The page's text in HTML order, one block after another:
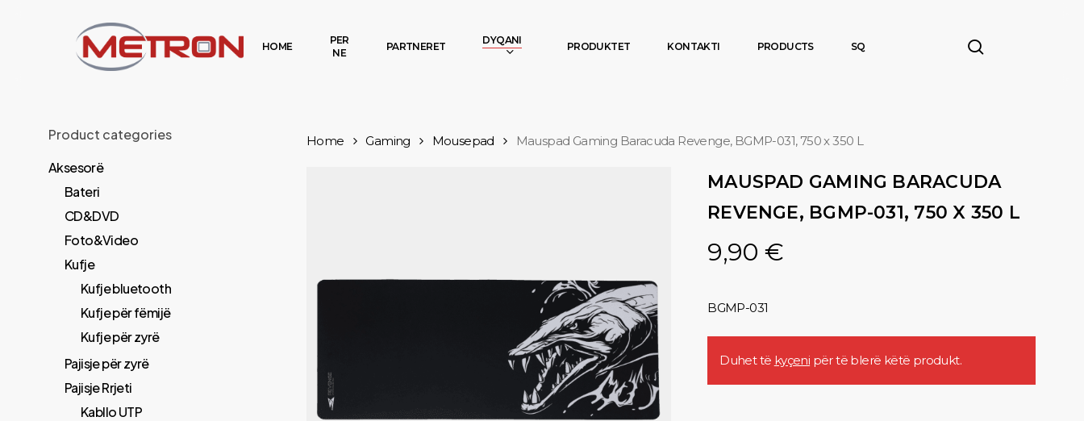
HOME
PER
NE
PARTNERET
DYQANI
PRODUKTET KONTAKTI PRODUCTS SQ
Product categories
Aksesorë
Bateri
CD&DVD
Foto&Video
Kufje
Kufje bluetooth
Kufje për fëmijë
Kufje për zyrë
Pajisje për zyrë
Pajisje Rrjeti
Kabllo UTP
Home Gaming Mousepad Mauspad Gaming Baracuda Revenge, BGMP-031, 750 x 350 L
MAUSPAD GAMING BARACUDA
REVENGE, BGMP-031, 750 X 350 L
9,90€
BGMP-031
Duhet të kyçeni për të blerë këtë produkt.